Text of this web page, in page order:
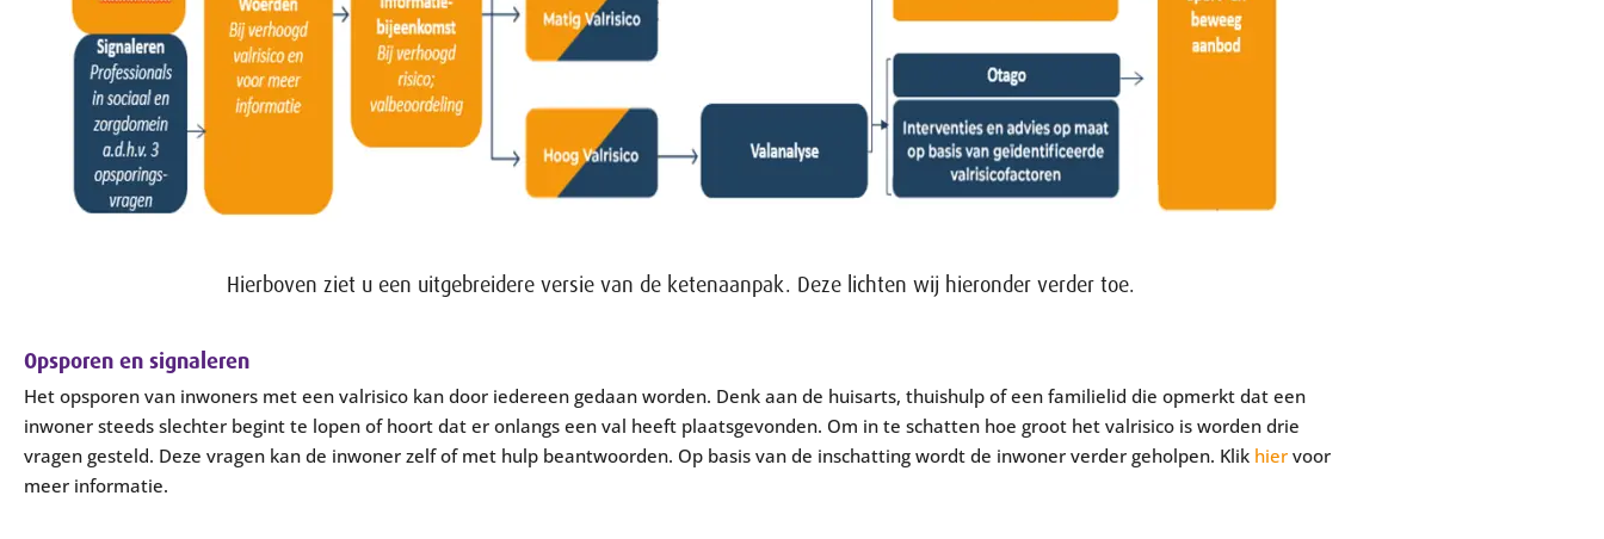
Hierboven ziet u een uitgebreidere versie van de ketenaanpak. Deze lichten wij hieronder verder toe.
Opsporen en signaleren
Het opsporen van inwoners met een valrisico kan door iedereen gedaan worden. Denk aan de huisarts, thuishulp of een familielid die opmerkt dat een
inwoner steeds slechter begint te lopen of hoort dat er onlangs een val heeft plaatsgevonden. Om in te schatten hoe groot het valrisico is worden drie
vragen gesteld. Deze vragen kan de inwoner zelf of met hulp beantwoorden. Op basis van de inschatting wordt de inwoner verder geholpen. Klik hier voor
meer informatie.